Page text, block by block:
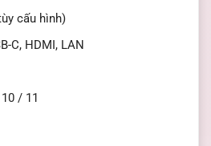
cấu hình)
C, HDMI, LAN
/ 11